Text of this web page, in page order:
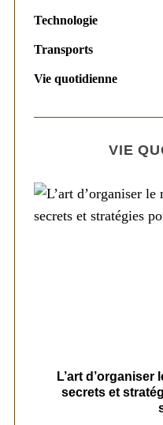
Technologie
Transports
Vie quotidienne
VIE
L’art d’organiser
secrets et